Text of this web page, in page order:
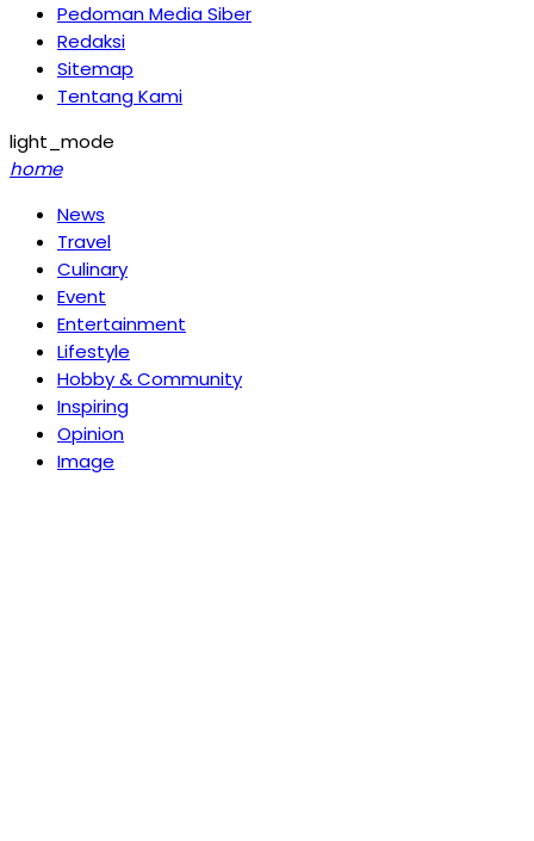
Pedoman Media Siber
Redaksi
Sitemap
Tentang Kami
light_mode
home
News
Travel
Culinary
Event
Entertainment
Lifestyle
Hobby & Community
Inspiring
Opinion
Image